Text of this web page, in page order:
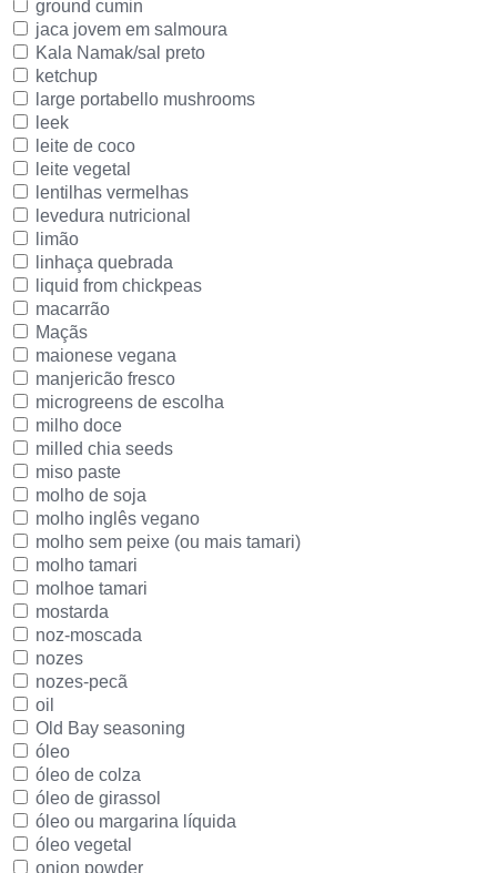
ground cumin
jaca jovem em salmoura
Kala Namak/sal preto
ketchup
large portabello mushrooms
leek
leite de coco
leite vegetal
lentilhas vermelhas
levedura nutricional
limão
linhaça quebrada
liquid from chickpeas
macarrão
Maçãs
maionese vegana
manjericão fresco
microgreens de escolha
milho doce
milled chia seeds
miso paste
molho de soja
molho inglês vegano
molho sem peixe (ou mais tamari)
molho tamari
molhoe tamari
mostarda
noz-moscada
nozes
nozes-pecã
oil
Old Bay seasoning
óleo
óleo de colza
óleo de girassol
óleo ou margarina líquida
óleo vegetal
onion powder